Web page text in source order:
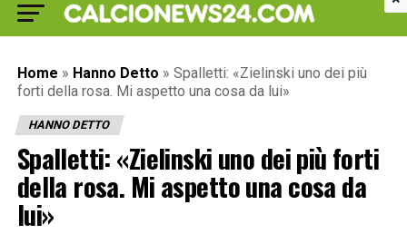
Home » Hanno Detto » Spalletti: «Zielinski uno dei più
forti della rosa. Mi aspetto una cosa da lui»
HANNO DETTO
Spalletti: «Zielinski uno dei più forti
della rosa. Mi aspetto una cosa da
lui»